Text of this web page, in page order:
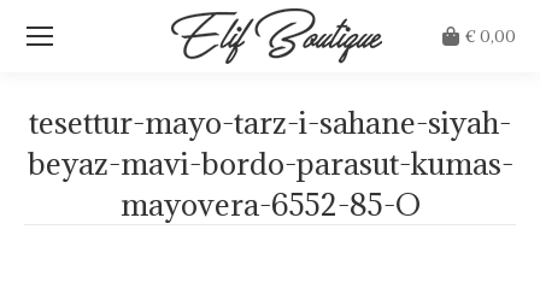
€0,00
tesettur-mayo-tarz-i-sahane-siyah-
beyaz-mavi-bordo-parasut-kumas-
mayovera-6552-85-O